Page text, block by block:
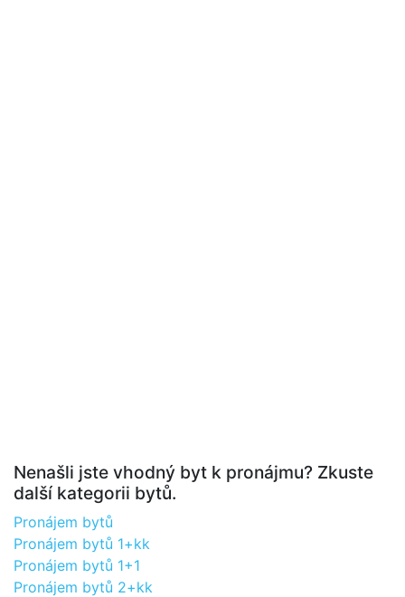
Nenašli jste vhodný byt k pronájmu? Zkuste
další kategorii bytů.
Pronájem bytů
Pronájem bytů 1+kk
Pronájem bytů 1+1
Pronájem bytů 2+kk